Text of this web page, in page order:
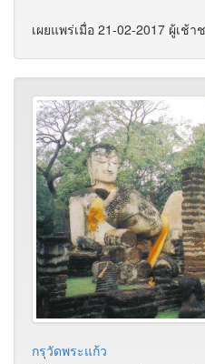
เผยแพร่เมื่อ 21-02-2017 ผู้เช้า
กรุวัดพระแก้ว